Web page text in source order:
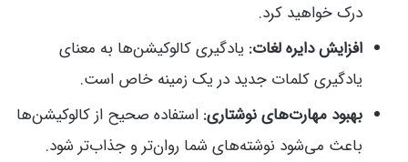
درک خواهید کرد.
افزایش دایره لغات: یادگیری کالوکیشن‌ها به معنای
یادگیری کلمات جدید در یک زمینه خاص است.
بهبود مهارت‌های نوشتاری: استفاده صحیح از کالوکیشن‌ها
باعث می‌شود نوشته‌های شما روان‌تر و جذاب‌تر شود.